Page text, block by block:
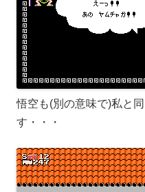
悟空も(別の意味で)私と
す・・・